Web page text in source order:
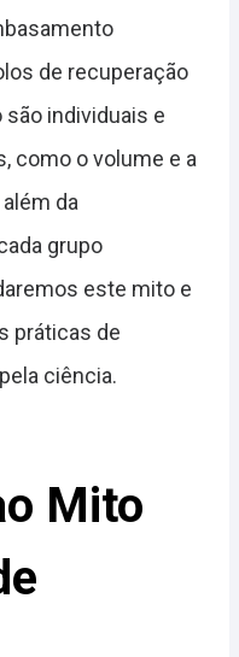
de recuperação
individuais e
como o volume e a
da
grupo
este mito e
práticas de
ciência.
Mito